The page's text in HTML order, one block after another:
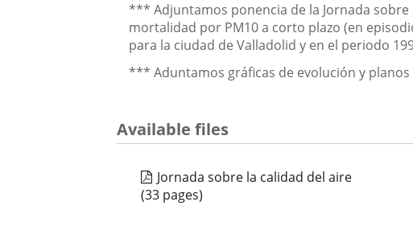
*** Adjuntamos ponencia de la Jornada
mortalidad por PM10 a corto plazo (en
para la ciudad de Valladolid y en el periodo
*** Aduntamos gráficas de evolución y
Available files
Jornada sobre la calidad del aire
(33 pages)